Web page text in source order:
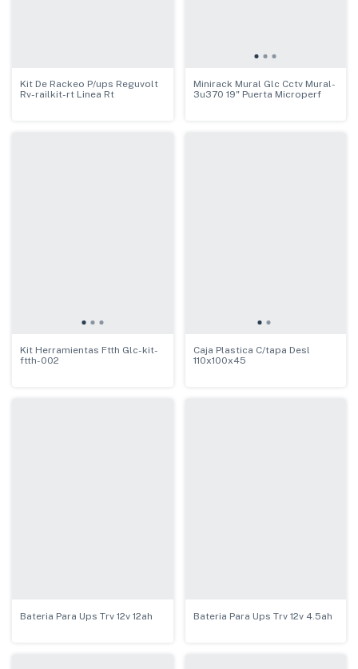
Kit De Rackeo P/ups Reguvolt
Rv-railkit-rt Linea Rt
Minirack Mural Glc Cctv Mural-
3u370 19" Puerta Microperf
Kit Herramientas Ftth Glc-kit-
ftth-002
Caja Plastica C/tapa Desl
110x100x45
Bateria Para Ups Trv 12v 12ah Bateria Para Ups Trv 12v 4.5ah